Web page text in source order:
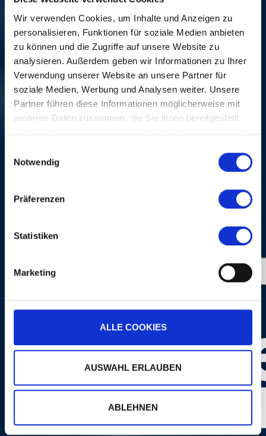
Wir verwenden Cookies, um Inhalte und Anzeigen zu
personalisieren, Funktionen für soziale Medien anbieten
zu können und die Zugriffe auf unsere Website zu
analysieren. Außerdem geben wir Informationen zu Ihrer
Verwendung unserer Website an unsere Partner für
soziale Medien, Werbung und Analysen weiter. Unsere
Partner führen diese Informationen möglicherweise mit
weiteren Daten zusammen, die Sie ihnen bereitgestellt
haben oder die sie im Rahmen Ihrer Nutzung der Dienste
Notwendig
Präferenzen
Statistiken
Marketing
ALLE COOKIES
AUSWAHL ERLAUBEN
ABLEHNEN
HERBERT GRÖNEMEYER